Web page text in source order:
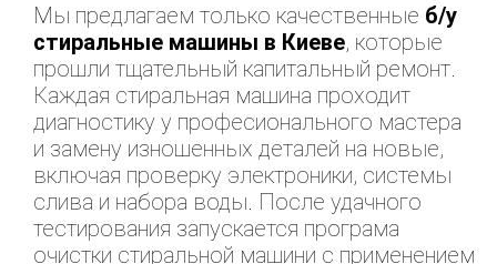
Мы предлагаем только качественные б/у
стиральные машины в Киеве, которые
прошли тщательный капитальный ремонт.
Каждая стиральная машина проходит
диагностику у професионального мастера
и замену изношенных деталей на новые,
включая проверку электроники, системы
слива и набора воды. После удачного
тестирования запускается програма
очистки стиральной машини с применением